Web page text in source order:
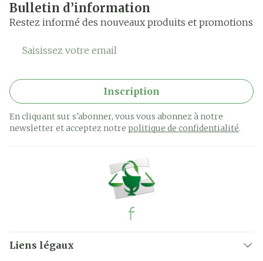
Bulletin d’information
Restez informé des nouveaux produits et promotions
Adresse mail
Inscription
En cliquant sur s'abonner, vous vous abonnez à notre
newsletter et acceptez notre politique de confidentialité.
Liens légaux